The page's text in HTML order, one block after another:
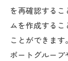
を再確認する
ムを作成する
ことができま
ポートグルー